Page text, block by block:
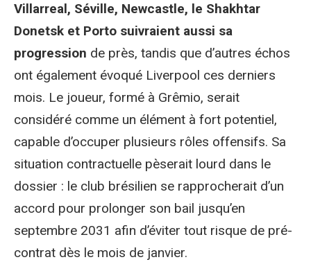
Villarreal, Séville, Newcastle, le Shakhtar
Donetsk et Porto suivraient aussi sa
progression de près, tandis que d’autres échos
ont également évoqué Liverpool ces derniers
mois. Le joueur, formé à Grêmio, serait
considéré comme un élément à fort potentiel,
capable d’occuper plusieurs rôles offensifs. Sa
situation contractuelle pèserait lourd dans le
dossier : le club brésilien se rapprocherait d’un
accord pour prolonger son bail jusqu’en
septembre 2031 afin d’éviter tout risque de pré-
contrat dès le mois de janvier.